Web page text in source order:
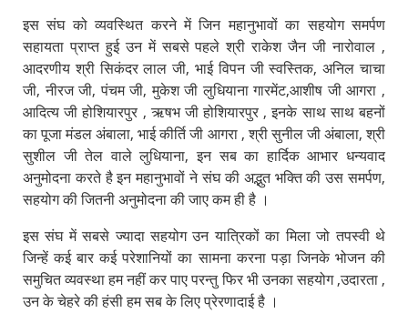
इस संघ को व्यवस्थित करने में जिन महानुभावों का सहयोग समर्पण
सहायता प्राप्त हुई उन में सबसे पहले श्री राकेश जैन जी नारोवाल ,
आदरणीय श्री सिकंदर लाल जी, भाई विपन जी स्वस्तिक, अनिल चाचा
जी, नीरज जी, पंचम जी, मुकेश जी लुधियाना गारमेंट,आशीष जी आगरा ,
आदित्य जी होशियारपुर , ऋषभ जी होशियारपुर , इनके साथ साथ बहनों
का पूजा मंडल अंबाला, भाई कीर्ति जी आगरा , श्री सुनील जी अंबाला, श्री
सुशील जी तेल वाले लुधियाना, इन सब का हार्दिक आभार धन्यवाद
अनुमोदना करते है इन महानुभावों ने संघ की अद्भुत भक्ति की उस समर्पण,
सहयोग की जितनी अनुमोदना की जाए कम ही है ।
इस संघ में सबसे ज्यादा सहयोग उन यात्रिकों का मिला जो तपस्वी थे
जिन्हें कई बार कई परेशानियों का सामना करना पड़ा जिनके भोजन की
समुचित व्यवस्था हम नहीं कर पाए परन्तु फिर भी उनका सहयोग ,उदारता ,
उन के चेहरे की हंसी हम सब के लिए प्रेरणादाई है ।